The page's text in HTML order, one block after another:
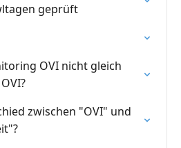
geprüft
OVI nicht gleich
zwischen "OVI" und